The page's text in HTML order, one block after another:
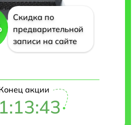
Скидка по
предварительной
записи на сайте
акции